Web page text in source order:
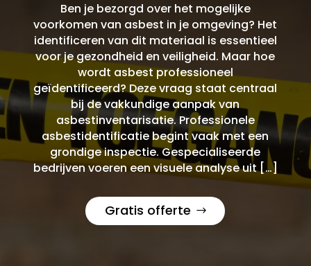
Ben je bezorgd over het mogelijke
voorkomen van asbest in je omgeving? Het
identificeren van dit materiaal is essentieel
voor je gezondheid en veiligheid. Maar hoe
wordt asbest professioneel
geïdentificeerd? Deze vraag staat centraal
bij de vakkundige aanpak van
asbestinventarisatie. Professionele
asbestidentificatie begint vaak met een
grondige inspectie. Gespecialiseerde
bedrijven voeren een visuele analyse uit […]
Gratis offerte